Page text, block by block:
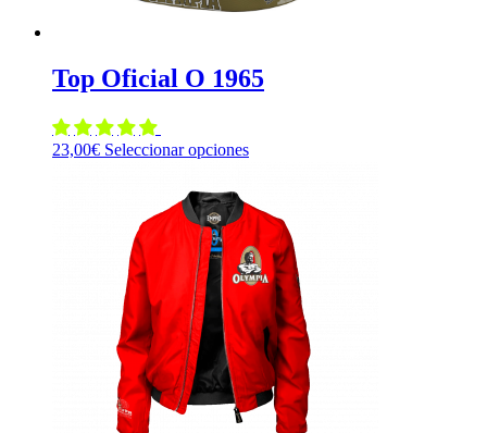
Top Oficial O 1965
23,00€ Seleccionar opcionesEste
múltiples
variantes.
Las
opciones
se
pueden
elegir
en
la
página
de
producto